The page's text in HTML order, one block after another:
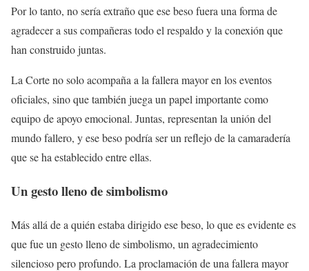
Por lo tanto, no sería extraño que ese beso fuera una forma de
agradecer a sus compañeras todo el respaldo y la conexión que
han construido juntas.
La Corte no solo acompaña a la fallera mayor en los eventos
oficiales, sino que también juega un papel importante como
equipo de apoyo emocional. Juntas, representan la unión del
mundo fallero, y ese beso podría ser un reflejo de la camaradería
que se ha establecido entre ellas.
Un gesto lleno de simbolismo
Más allá de a quién estaba dirigido ese beso, lo que es evidente es
que fue un gesto lleno de simbolismo, un agradecimiento
silencioso pero profundo. La proclamación de una fallera mayor